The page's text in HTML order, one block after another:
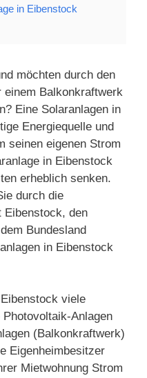
in Eibenstock
möchten durch den
einem Balkonkraftwerk
Eine Solaranlagen in
Energiequelle und
seinen eigenen Strom
in Eibenstock
erheblich senken.
durch die
Eibenstock, den
Bundesland
in Eibenstock
viele
Anlagen
(Balkonkraftwerk)
Eigenheimbesitzer
Mietwohnung Strom